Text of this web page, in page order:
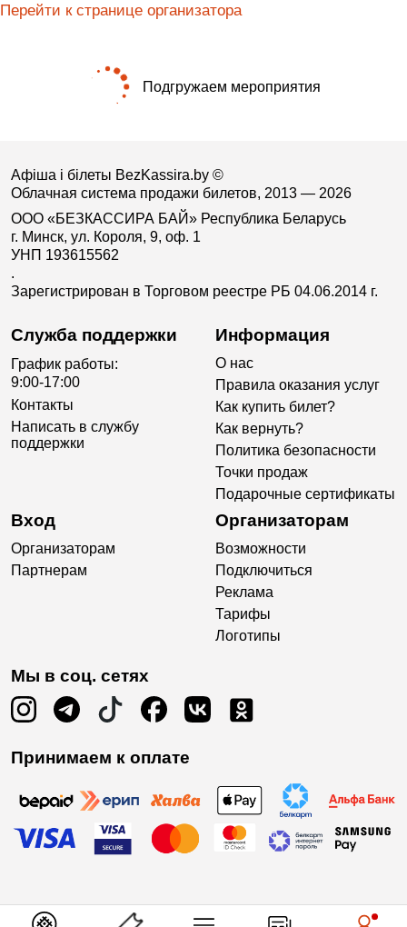
Перейти к странице организатора
Подгружаем мероприятия
Афіша і білеты BezKassira.by ©
Облачная система продажи билетов, 2013 — 2026
ООО «БЕЗКАССИРА БАЙ» Республика Беларусь
г. Минск, ул. Короля, 9, оф. 1
УНП 193615562
.
Зарегистрирован в Торговом реестре РБ 04.06.2014 г.
Служба поддержки
График работы:
9:00-17:00
Контакты
Написать в службу
поддержки
Информация
О нас
Правила оказания услуг
Как купить билет?
Как вернуть?
Политика безопасности
Точки продаж
Подарочные сертификаты
Вход
Организаторам
Партнерам
Организаторам
Возможности
Подключиться
Реклама
Тарифы
Логотипы
Мы в соц. сетях
Принимаем к оплате